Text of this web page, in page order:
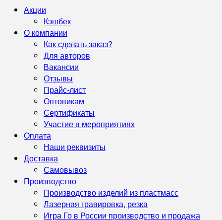
Акции
Кэшбек
О компании
Как сделать заказ?
Для авторов
Вакансии
Отзывы
Прайс-лист
Оптовикам
Сертификаты
Участие в мероприятиях
Оплата
Наши реквизиты
Доставка
Самовывоз
Производство
Производство изделий из пластмасс
Лазерная гравировка, резка
Игра Го в России производство и продажа